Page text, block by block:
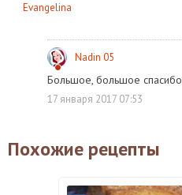
Evangelina
Nadin 05
Большое, большое спасибо
17 января 2017 07:53
Похожие рецепты